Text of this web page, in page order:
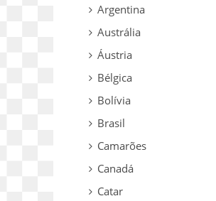
Argentina
Austrália
Áustria
Bélgica
Bolívia
Brasil
Camarões
Canadá
Catar